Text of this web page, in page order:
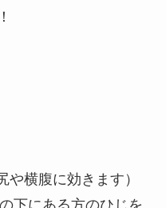
横腹に効きます）